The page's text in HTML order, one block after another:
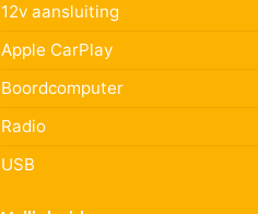
12v aansluiting
Apple CarPlay
Boordcomputer
Radio
USB